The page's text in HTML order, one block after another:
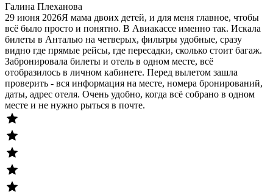
Галина Плеханова
29 июня 2026Я мама двоих детей, и для меня главное, чтобы
всё было просто и понятно. В Авиакассе именно так. Искала
билеты в Анталью на четверых, фильтры удобные, сразу
видно где прямые рейсы, где пересадки, сколько стоит багаж.
Забронировала билеты и отель в одном месте, всё
отобразилось в личном кабинете. Перед вылетом зашла
проверить - вся информация на месте, номера бронирований,
даты, адрес отеля. Очень удобно, когда всё собрано в одном
месте и не нужно рыться в почте.